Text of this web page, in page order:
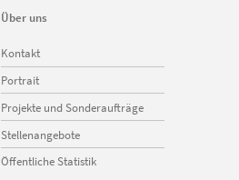
Über uns
Navigation
überspringen
Kontakt
Portrait
Projekte und Sonderaufträge
Stellenangebote
Öffentliche Statistik